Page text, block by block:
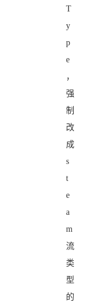
T
y
p
e
，
强
制
改
成
s
t
e
a
m
流
类
型
的